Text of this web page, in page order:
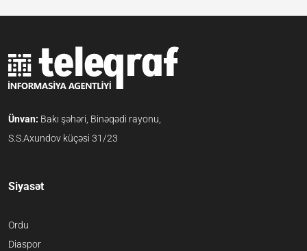
Ünvan: Bakı şəhəri, Binəqədi rayonu,
S.S.Axundov küçəsi 31/23
Siyasət
Ordu
Diaspor